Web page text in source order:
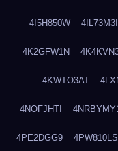
4I5H850W 4IL73M3I
4K2GFW1N
4KWTO3AT
4NOFJHTI 4NRBYMY1
4PE2DGG9 4PW810LS